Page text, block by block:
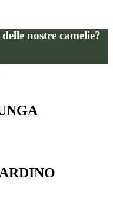
nostre camelie?